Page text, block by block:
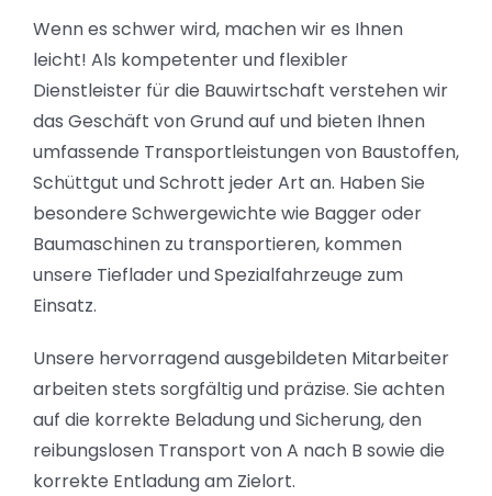
Wenn es schwer wird, machen wir es Ihnen
leicht! Als kompetenter und flexibler
Dienstleister für die Bauwirtschaft verstehen wir
das Geschäft von Grund auf und bieten Ihnen
umfassende Transportleistungen von Baustoffen,
Schüttgut und Schrott jeder Art an. Haben Sie
besondere Schwergewichte wie Bagger oder
Baumaschinen zu transportieren, kommen
unsere Tieflader und Spezialfahrzeuge zum
Einsatz.
Unsere hervorragend ausgebildeten Mitarbeiter
arbeiten stets sorgfältig und präzise. Sie achten
auf die korrekte Beladung und Sicherung, den
reibungslosen Transport von A nach B sowie die
korrekte Entladung am Zielort.